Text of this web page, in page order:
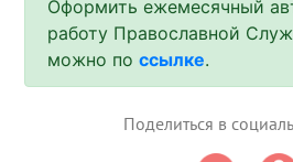
Оформить ежемесячный
работу Православной
можно поссылке.
Поделиться в